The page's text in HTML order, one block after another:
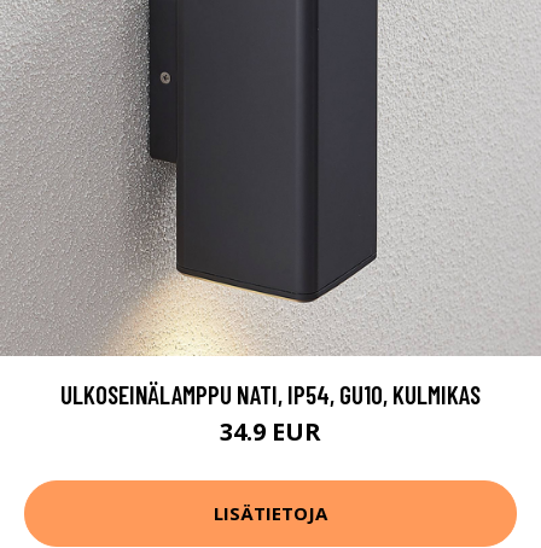
ULKOSEINÄLAMPPU NATI, IP54, GU10, KULMIKAS
34.9 EUR
LISÄTIETOJA